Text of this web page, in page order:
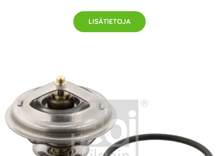
LISÄTIETOJA